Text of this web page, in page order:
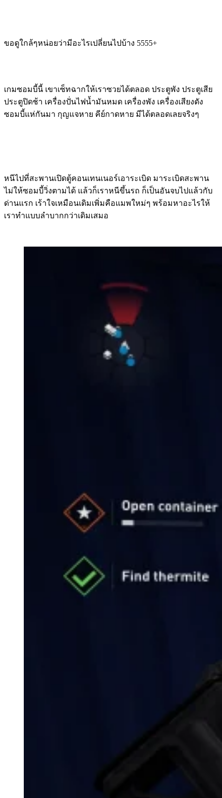
ขอดูใกล้ๆหน่อยว่ามีอะไรเปลี่ยนไปบ้าง 5555+
เกมซอมบี้นี้ เขาเซ็ทฉากให้เราซวยได้ตลอด ประตูพัง ประตูเสีย
ประตูปิดช้า เครื่องปั่นไฟน้ำมันหมด เครื่องพัง เครื่องเสียงดัง
ซอมบี้แห่กันมา กุญแจหาย คีย์กาดหาย มีได้ตลอดเลยจริงๆ
หนีไปที่สะพานเปิดตู้คอนเทนเนอร์เอาระเบิด มาระเบิดสะพาน
ไม่ให้ซอมบี้วิ่งตามได้ แล้วก็เราหนีขึ้นรถ ก็เป็นอันจบไปแล้วกับ
ด่านแรก เร้าใจเหมือนเดิมเพิ่มคือแมพใหม่ๆ พร้อมหาอะไรให้
เราทำแบบลำบากกว่าเดิมเสมอ